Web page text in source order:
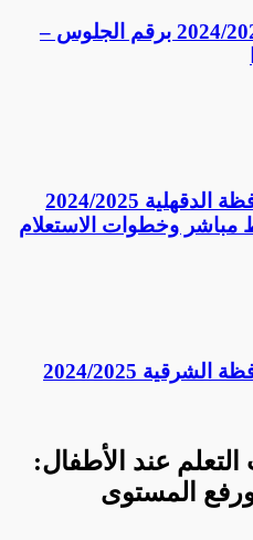
رابط نتيجة الثانوية العامة 2024/2025 برقم الجلوس –
نتيجة الشهادة الإعدادية محافظة الدقهلية 2024/2025
مباشر وخطوات الاستعلام
2024/2025
عند الأطفال:
المستوى